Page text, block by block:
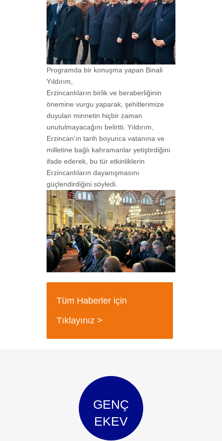
Programda bir konuşma yapan Binali
Yıldırım,
Erzincanlıların birlik ve beraberliğinin
önemine vurgu yaparak, şehitlerimize
duyulan minnetin hiçbir zaman
unutulmayacağını belirtti. Yıldırım,
Erzincan’ın tarih boyunca vatanına ve
milletine bağlı kahramanlar yetiştirdiğini
ifade ederek, bu tür etkinliklerin
Erzincanlıların dayanışmasını
güçlendirdiğini söyledi.
Tüm Haberler için
Tıklayınız >
GENÇ
EKEV